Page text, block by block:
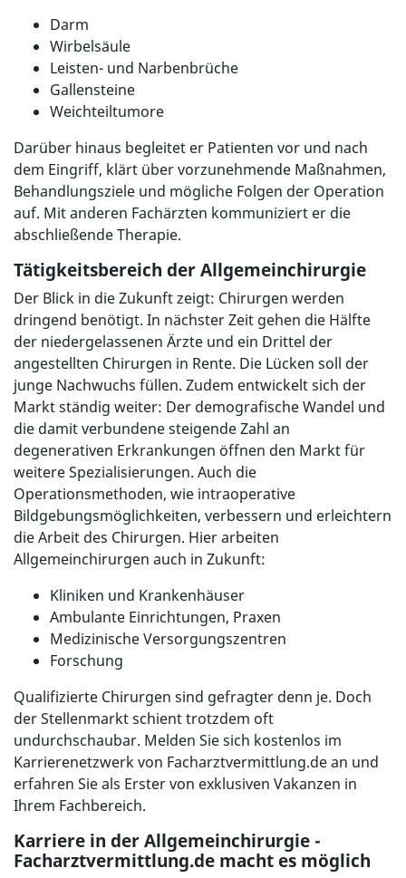
Darm
Wirbelsäule
Leisten- und Narbenbrüche
Gallensteine
Weichteiltumore
Darüber hinaus begleitet er Patienten vor und nach
dem Eingriff, klärt über vorzunehmende Maßnahmen,
Behandlungsziele und mögliche Folgen der Operation
auf. Mit anderen Fachärzten kommuniziert er die
abschließende Therapie.
Tätigkeitsbereich der Allgemeinchirurgie
Der Blick in die Zukunft zeigt: Chirurgen werden
dringend benötigt. In nächster Zeit gehen die Hälfte
der niedergelassenen Ärzte und ein Drittel der
angestellten Chirurgen in Rente. Die Lücken soll der
junge Nachwuchs füllen. Zudem entwickelt sich der
Markt ständig weiter: Der demografische Wandel und
die damit verbundene steigende Zahl an
degenerativen Erkrankungen öffnen den Markt für
weitere Spezialisierungen. Auch die
Operationsmethoden, wie intraoperative
Bildgebungsmöglichkeiten, verbessern und erleichtern
die Arbeit des Chirurgen. Hier arbeiten
Allgemeinchirurgen auch in Zukunft:
Kliniken und Krankenhäuser
Ambulante Einrichtungen, Praxen
Medizinische Versorgungszentren
Forschung
Qualifizierte Chirurgen sind gefragter denn je. Doch
der Stellenmarkt schient trotzdem oft
undurchschaubar. Melden Sie sich kostenlos im
Karrierenetzwerk von Facharztvermittlung.de an und
erfahren Sie als Erster von exklusiven Vakanzen in
Ihrem Fachbereich.
Karriere in der Allgemeinchirurgie -
Facharztvermittlung.de macht es möglich